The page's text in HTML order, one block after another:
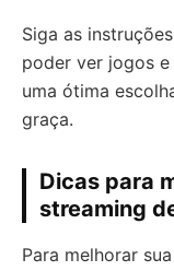
Siga as
poder ver jogos e
uma ótima
graça.
Dicas para
streaming
Para melhorar